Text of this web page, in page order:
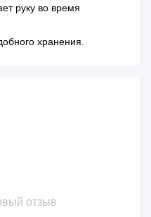
руку во время
хранения.
отзыв